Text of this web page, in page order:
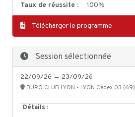
Taux de réussite : 100%
Télécharger le programme
Session sélectionnée
22/09/26 → 23/09/26
BURO CLUB LYON - LYON Cedex 03 (69)
Détails :